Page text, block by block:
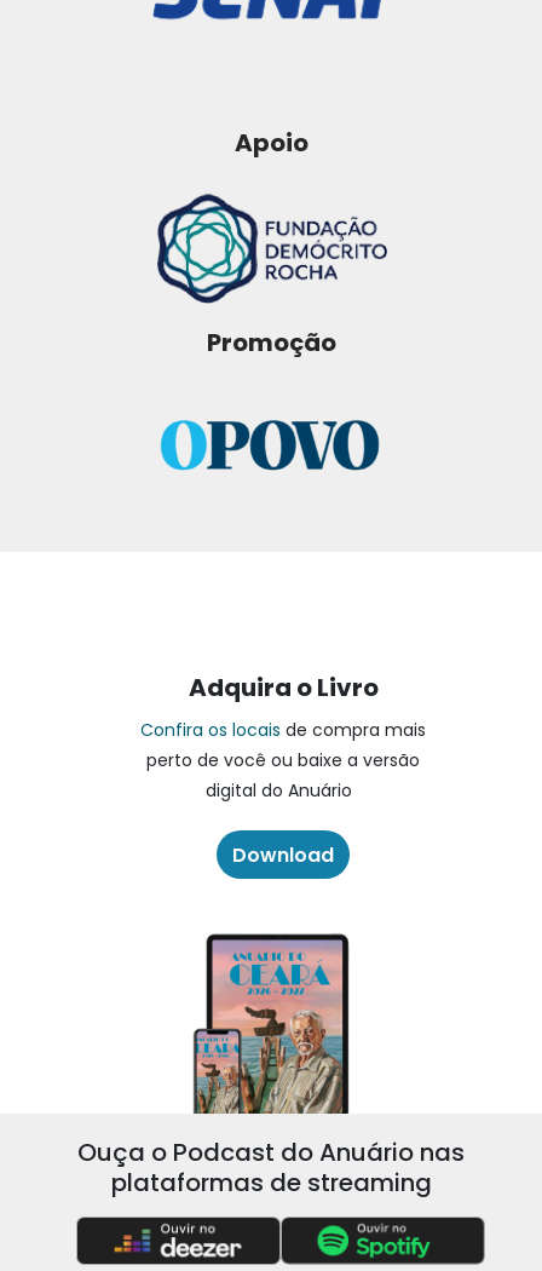
Apoio
Promoção
Adquira o Livro
Confira os locais de compra mais
perto de você ou baixe a versão
digital do Anuário
Download
Ouça o Podcast do Anuário nas
plataformas de streaming